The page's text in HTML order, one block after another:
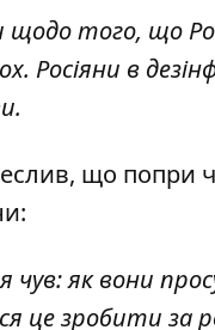
щодо того, що
Росіяни в
що попри
чув: як вони
це зробити за